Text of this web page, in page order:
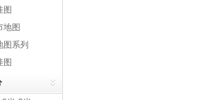
图
地图
图系列
图